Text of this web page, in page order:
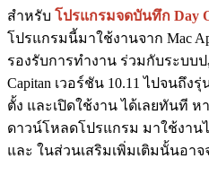
สำหรับ โปรแกรมจดบันทึก Day
โปรแกรมนี้มาใช้งานจาก Mac
รองรับการทำงาน ร่วมกับระบบป
Capitan เวอร์ชัน 10.11 ไปจนถึ
ตั้ง และเปิดใช้งาน ได้เลยทันที
ดาวน์โหลดโปรแกรม มาใช้งาน
และ ในส่วนเสริมเพิ่มเติมนั้นอาจ